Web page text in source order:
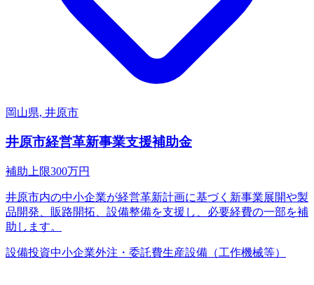
岡山県, 井原市
井原市経営革新事業支援補助金
補助上限300万円
井原市内の中小企業が経営革新計画に基づく新事業展開や製
品開発、販路開拓、設備整備を支援し、必要経費の一部を補
助します。
設備投資中小企業外注・委託費生産設備（工作機械等）